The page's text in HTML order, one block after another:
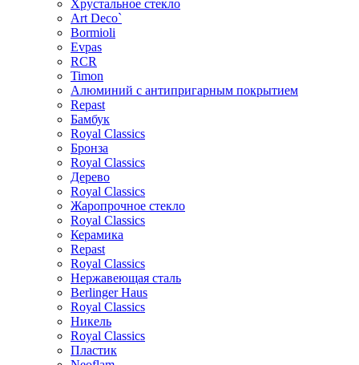
Хрустальное стекло
Art Deco`
Bormioli
Evpas
RCR
Timon
Алюминий с антипригарным покрытием
Repast
Бамбук
Royal Classics
Бронза
Royal Classics
Дерево
Royal Classics
Жаропрочное стекло
Royal Classics
Керамика
Repast
Royal Classics
Нержавеющая сталь
Berlinger Haus
Royal Classics
Никель
Royal Classics
Пластик